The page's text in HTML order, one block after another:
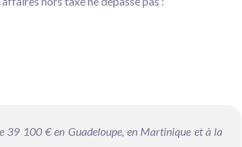
100 € en Guadeloupe, en Martinique et à la